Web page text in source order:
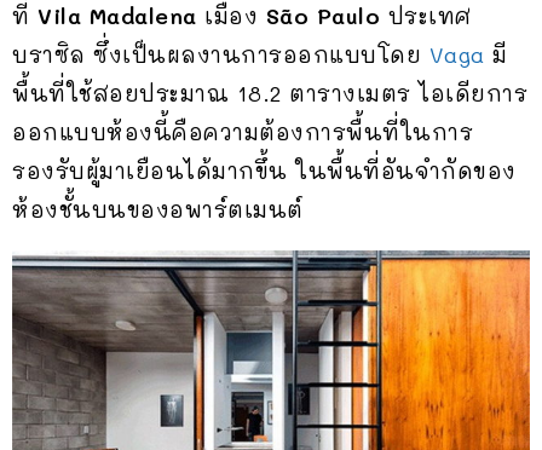
ที่ Vila Madalena เมือง São Paulo ประเทศ
บราซิล ซึ่งเป็นผลงานการออกแบบโดย Vaga มี
พื้นที่ใช้สอยประมาณ 18.2 ตารางเมตร ไอเดียการ
ออกแบบห้องนี้คือความต้องการพื้นที่ในการ
รองรับผู้มาเยือนได้มากขึ้น ในพื้นที่อันจำกัดของ
ห้องชั้นบนของอพาร์ตเมนต์